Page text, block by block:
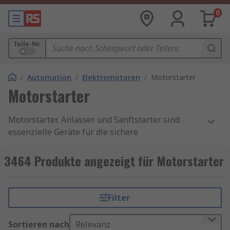
0
Teile-Nr.
/ Automation / Elektromotoren / Motorstarter
Motorstarter
Motorstarter, Anlasser und Sanftstarter sind
essenzielle Geräte für die sichere
Funktionen und Einsatzbereiche abdecken. Ein
Motorstarter ist ein allgemeiner Begriff für
Überlast schützen. Anlasser, als eine Form des
Motorstarters, schließen Motoren direkt an die
Stromversorgung an, was zu einem plötzlichen
3464 Produkte angezeigt für Motorstarter
Filter
Sortieren nach Relevanz